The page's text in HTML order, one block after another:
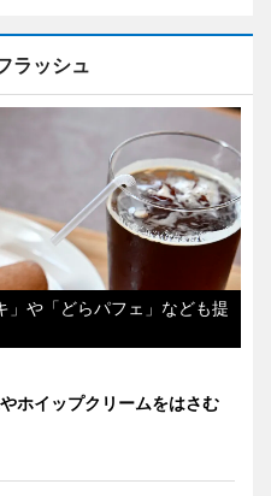
ラッシュ
」や「どらパフェ」なども提
ホイップクリームをはさむ